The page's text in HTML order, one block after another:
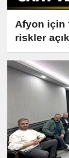
Afyon için
riskler